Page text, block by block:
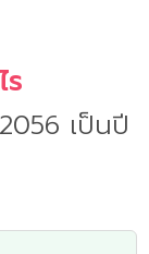
เป็นปี